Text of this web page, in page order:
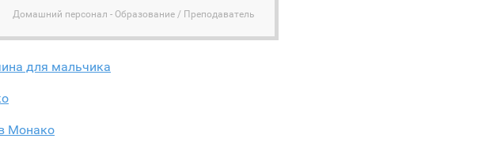
Домашний персонал - Образование / Преподаватель
для мальчика
Монако